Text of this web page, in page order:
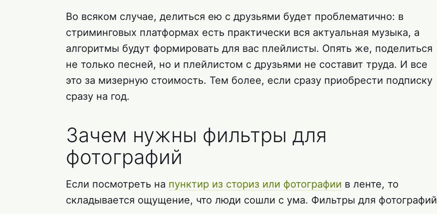
Во всяком случае, делиться ею с друзьями будет проблематично: в
стриминговых платформах есть практически вся актуальная музыка, а
алгоритмы будут формировать для вас плейлисты. Опять же, поделиться
не только песней, но и плейлистом с друзьями не составит труда. И все
это за мизерную стоимость. Тем более, если сразу приобрести подписку
сразу на год.
Зачем нужны фильтры для
фотографий
Если посмотреть на пунктир из сториз или фотографии в ленте, то
складывается ощущение, что люди сошли с ума. Фильтры для фотографий